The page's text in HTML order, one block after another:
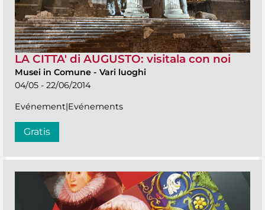
LA CITTA' di AUGUSTO: visitala con noi
Musei in Comune - Vari luoghi
04/05 - 22/06/2014
Evénement|Evénements
Gratis